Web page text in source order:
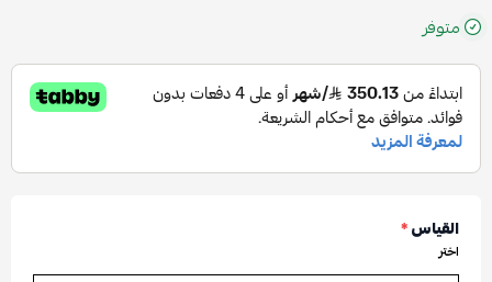
متوفر
القياس*
اختر